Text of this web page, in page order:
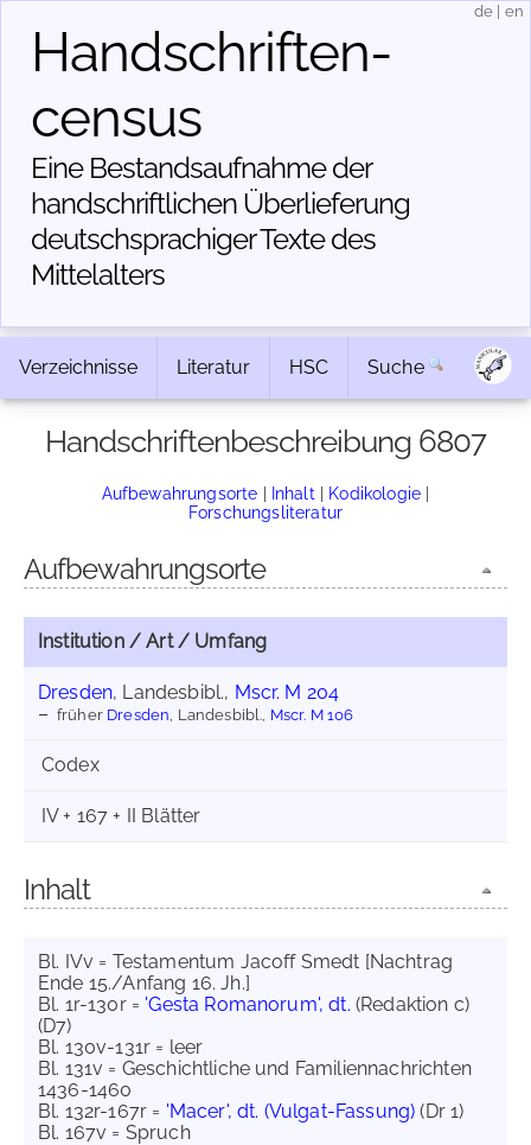
Handschriften­
census
Eine Bestandsaufnahme der
handschriftlichen Über­lieferung
deutschsprachiger Texte des
Mittelalters
de en
Verzeichnisse Literatur HSC Suche
Handschriftenbeschreibung 6807
Aufbewahrungsorte | Inhalt | Kodikologie |
Forschungsliteratur
Aufbewahrungsorte
Institution / Art / Umfang
Dresden, Landesbibl., Mscr. M 204
früher Dresden , Landesbibl., Mscr. M 106
Codex
IV + 167 + II Blätter
Inhalt
Bl. IVv = Testamentum Jacoff Smedt [Nachtrag
Ende 15./Anfang 16. Jh.]
Bl. 1r-130r = 'Gesta Romanorum', dt. (Redaktion c)
(D7)
Bl. 130v-131r = leer
Bl. 131v = Geschichtliche und Familiennachrichten
1436-1460
Bl. 132r-167r = 'Macer', dt. (Vulgat-Fassung) (Dr 1)
Bl. 167v = Spruch